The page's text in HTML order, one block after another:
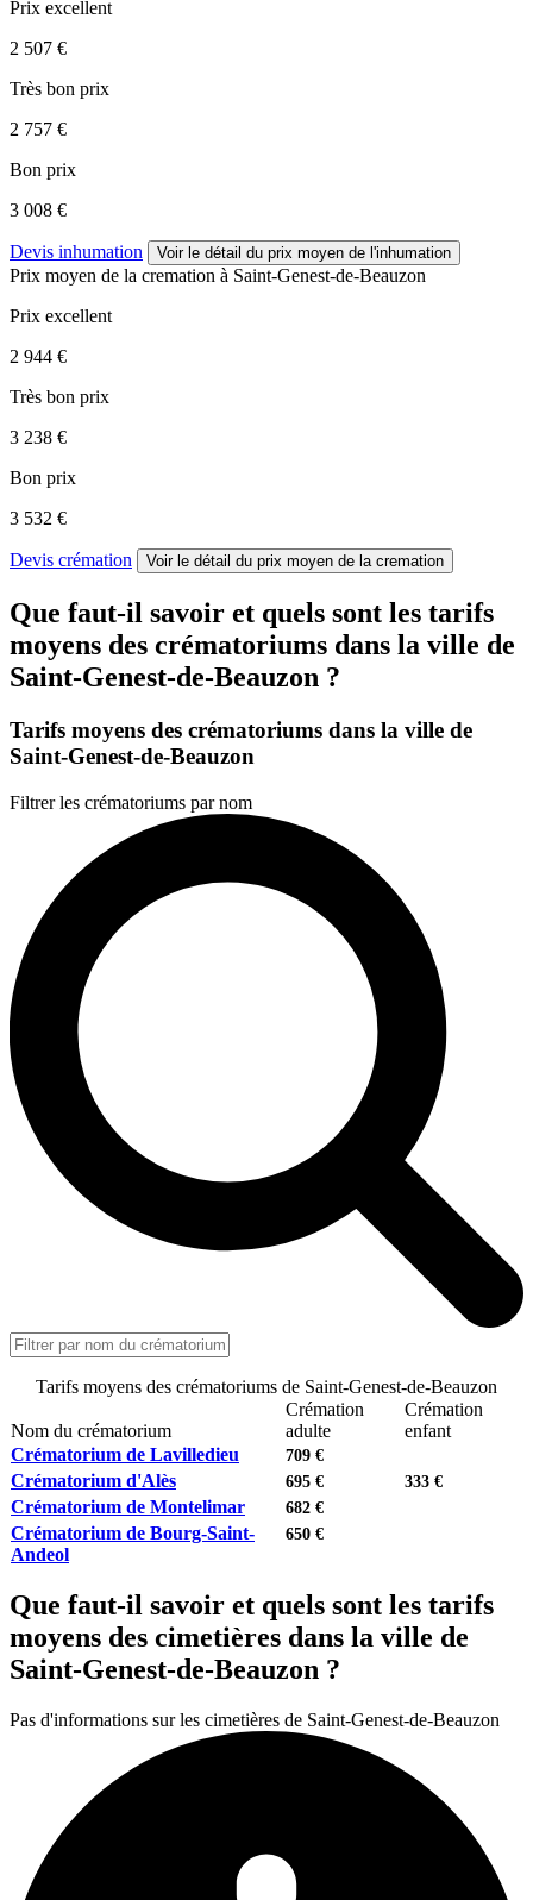
Prix excellent
2 507 €
Très bon prix
2 757 €
Bon prix
3 008 €
Devis inhumation Voir le détail du prix moyen de l'inhumation
Prix moyen de la cremation à Saint-Genest-de-Beauzon
Prix excellent
2 944 €
Très bon prix
3 238 €
Bon prix
3 532 €
Devis crémation Voir le détail du prix moyen de la cremation
Que faut-il savoir et quels sont les tarifs
moyens des crématoriums dans la ville de
Saint-Genest-de-Beauzon ?
Tarifs moyens des crématoriums dans la ville de
Saint-Genest-de-Beauzon
Filtrer les crématoriums par nom
Tarifs moyens des crématoriums de Saint-Genest-de-Beauzon
Nom du crématorium
Crémation
adulte
Crémation
enfant
Crématorium de Lavilledieu
709 €
Crématorium d'Alès 695 € 333 €
Crématorium de Montelimar 682 €
Crématorium de Bourg-Saint-
Andeol
650 €
Que faut-il savoir et quels sont les tarifs
moyens des cimetières dans la ville de
Saint-Genest-de-Beauzon ?
Pas d'informations sur les cimetières de Saint-Genest-de-Beauzon